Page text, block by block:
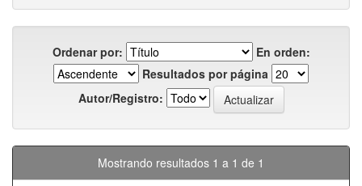
Ordenar por:
En orden:
Resultados por página
Autor/Registro:
Mostrando resultados 1 a 1 de 1